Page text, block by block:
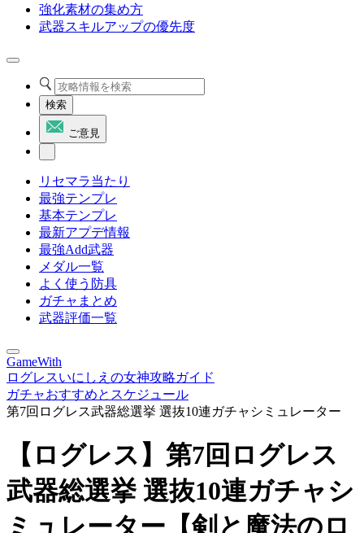
強化素材の集め方
武器スキルアップの優先度
検索
ご意見
リセマラ当たり
最強テンプレ
基本テンプレ
最新アプデ情報
最強Add武器
メダル一覧
よく使う防具
ガチャまとめ
武器評価一覧
GameWith
ログレスいにしえの女神攻略ガイド
ガチャおすすめとスケジュール
第7回ログレス武器総選挙 選抜10連ガチャシミュレーター
【ログレス】第7回ログレス
武器総選挙 選抜10連ガチャシ
ミュレーター【剣と魔法のロ